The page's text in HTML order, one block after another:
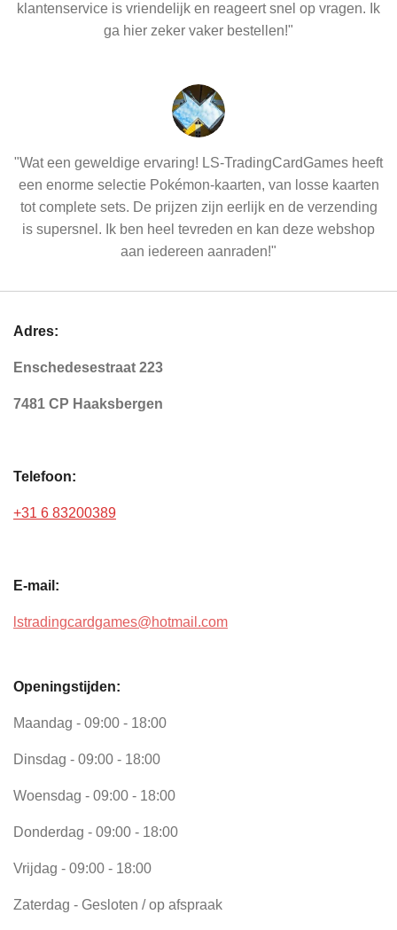
klantenservice is vriendelijk en reageert snel op vragen. Ik
ga hier zeker vaker bestellen!"
"Wat een geweldige ervaring! LS-TradingCardGames heeft
een enorme selectie Pokémon-kaarten, van losse kaarten
tot complete sets. De prijzen zijn eerlijk en de verzending
is supersnel. Ik ben heel tevreden en kan deze webshop
aan iedereen aanraden!"
Adres:
Enschedesestraat 223
7481 CP Haaksbergen
Telefoon:
+31 6 83200389
E-mail:
lstradingcardgames@hotmail.com
Openingstijden:
Maandag - 09:00 - 18:00
Dinsdag - 09:00 - 18:00
Woensdag - 09:00 - 18:00
Donderdag - 09:00 - 18:00
Vrijdag - 09:00 - 18:00
Zaterdag - Gesloten / op afspraak